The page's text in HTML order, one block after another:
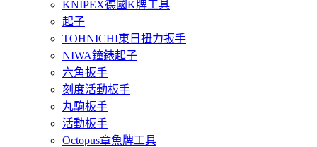
KNIPEX德國K牌工具
起子
TOHNICHI東日扭力扳手
NIWA鐘錶起子
六角扳手
刻度活動板手
丸駒板手
活動板手
Octopus章魚牌工具